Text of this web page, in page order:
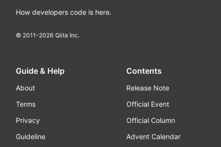
How developers code is here.
© 2011-2026 Qiita Inc.
Guide & Help
About
Terms
Privacy
Guideline
Contents
Release Note
Official Event
Official Column
Advent Calendar